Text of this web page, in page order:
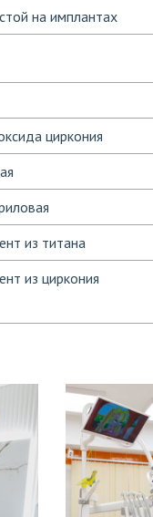
на имплантах
циркония
из титана
из циркония